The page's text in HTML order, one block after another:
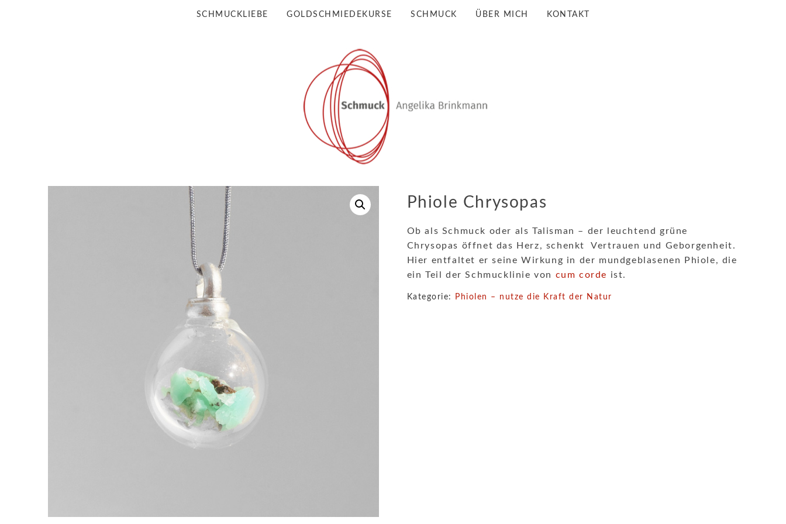
SCHMUCKLIEBE GOLDSCHMIEDEKURSE SCHMUCK ÜBER MICH KONTAKT
Phiole Chrysopas
Ob als Schmuck oder als Talisman – der leuchtend grüne
Chrysopas öffnet das Herz, schenkt Vertrauen und Geborgenheit.
Hier entfaltet er seine Wirkung in der mundgeblasenen Phiole, die
ein Teil der Schmucklinie von cum corde ist.
Kategorie: Phiolen – nutze die Kraft der Natur